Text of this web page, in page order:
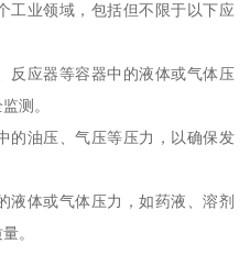
工业领域，包括但不限于以下应
反应器等容器中的液体或气体压
测。
的油压、气压等压力，以确保发
液体或气体压力，如药液、溶剂
。